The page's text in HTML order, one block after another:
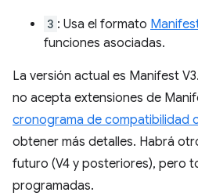
3 : Usa el formato
funciones asociadas.
La versión actual es Manifest
no acepta extensiones de
cronograma de compatibilidad
obtener más detalles. Habrá
futuro (V4 y posteriores), pero
programadas.